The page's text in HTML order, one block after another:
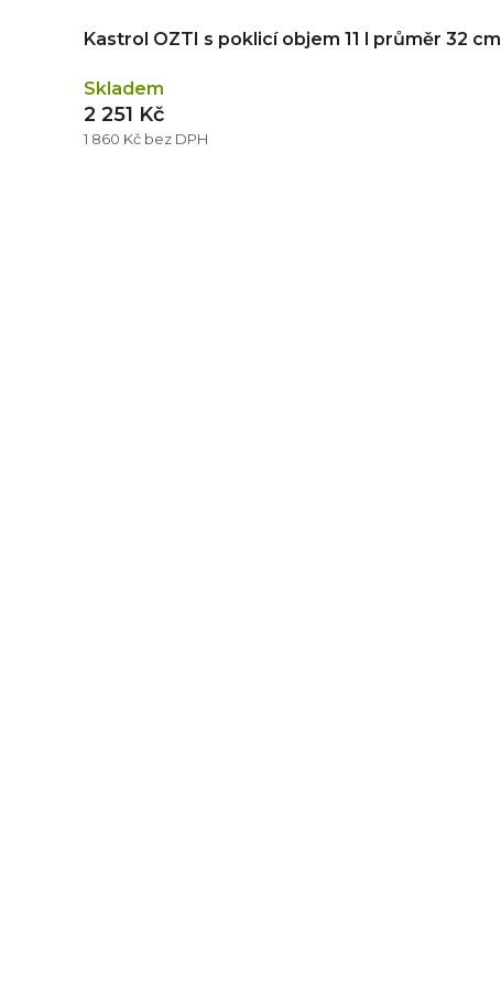
Kastrol OZTI s poklicí objem 11 l průměr 32 cm
Skladem
1 860 Kč bez DPH
2 251 Kč